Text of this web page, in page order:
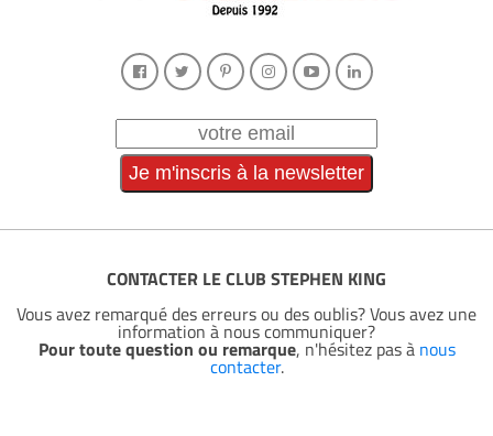
CONTACTER LE CLUB STEPHEN KING
Vous avez remarqué des erreurs ou des oublis? Vous avez une
information à nous communiquer?
Pour toute question ou remarque, n'hésitez pas à nous
contacter.